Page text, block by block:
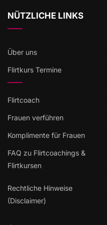
NÜTZLICHE LINKS
Über uns
Flirtkurs Termine
Flirtcoach
Frauen verführen
Komplimente für Frauen
FAQ zu Flirtcoachings &
Flirtkursen
Rechtliche Hinweise
(Disclaimer)